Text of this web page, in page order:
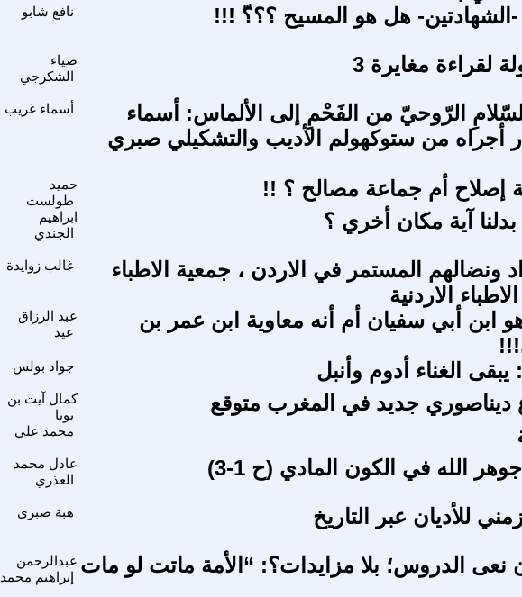
نافع شابو هل هو المسيح ؟؟؟ّ !!!
ضياء
الشكرجي
لقراءة مغايرة 3
أسماء غريب
السّلامِ الرّوحيّ من الفَحْمِ إلى الألماس: أسماء
أجراه من ستوكهولم الأديب والتشكيلي صبري
حميد
طولست
إصلاح أم جماعة مصالح ؟ !!
ابراهيم
الجندي
غالب زوايدة
ونضالهم المستمر في الاردن ، جمعية الاطباء
الاردنية
عبد الرزاق
عيد
ابن أبي سفيان أم أنه معاوية ابن عمر بن
جواد بولس يبقى الغناء أدوم وأنبل
كمال آيت بن
يوبا
ديناصوري جديد في المغرب متوقع
محمد علي
عادل محمد
العذري
الله في الكون المادي (ح 1-3)
هبة صبري للأديان عبر التاريخ
عبدالرحمن
إبراهيم محمد نعى الدروس؛ بلا مزايدات؟: “الأمة ماتت لو مات